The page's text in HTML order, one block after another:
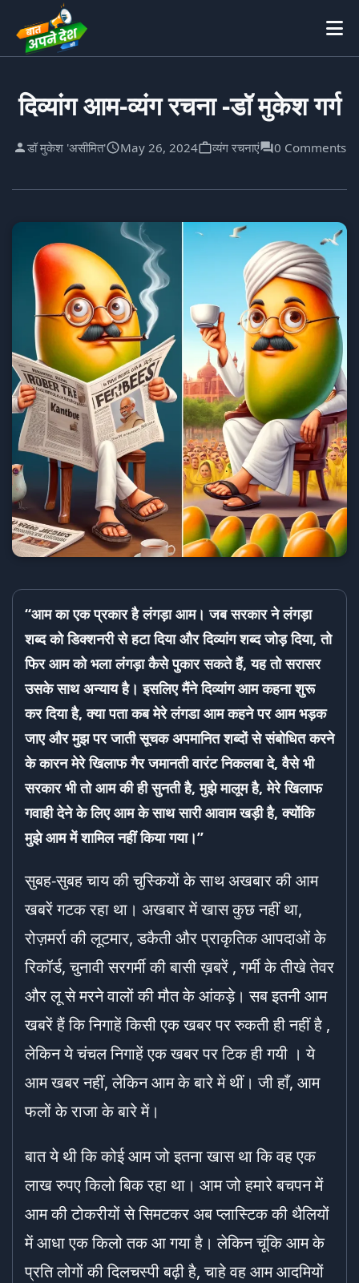
दिव्यांग आम-व्यंग रचना -डॉ मुकेश गर्ग
डॉ मुकेश 'असीमित' May 26, 2024 व्यंग रचनाएं 0 Comments
“आम का एक प्रकार है लंगड़ा आम। जब सरकार ने लंगड़ा
शब्द को डिक्शनरी से हटा दिया और दिव्यांग शब्द जोड़ दिया, तो
फिर आम को भला लंगड़ा कैसे पुकार सकते हैं, यह तो सरासर
उसके साथ अन्याय है। इसलिए मैंने दिव्यांग आम कहना शुरू
कर दिया है, क्या पता कब मेरे लंगडा आम कहने पर आम भड़क
जाए और मुझ पर जाती सूचक अपमानित शब्दों से संबोधित करने
के कारन मेरे खिलाफ गैर जमानती वारंट निकलबा दे, वैसे भी
सरकार भी तो आम की ही सुनती है, मुझे मालूम है, मेरे खिलाफ
गवाही देने के लिए आम के साथ सारी आवाम खड़ी है, क्योंकि
मुझे आम में शामिल नहीं किया गया।”
सुबह-सुबह चाय की चुस्कियों के साथ अखबार की आम
खबरें गटक रहा था। अखबार में खास कुछ नहीं था,
रोज़मर्रा की लूटमार, डकैती और प्राकृतिक आपदाओं के
रिकॉर्ड, चुनावी सरगर्मी की बासी ख़बरें , गर्मी के तीखे तेवर
और लू से मरने वालों की मौत के आंकड़े। सब इतनी आम
खबरें हैं कि निगाहें किसी एक खबर पर रुकती ही नहीं है ,
लेकिन ये चंचल निगाहें एक खबर पर टिक ही गयी । ये
आम खबर नहीं, लेकिन आम के बारे में थीं। जी हाँ, आम
फलों के राजा के बारे में।
बात ये थी कि कोई आम जो इतना खास था कि वह एक
लाख रुपए किलो बिक रहा था। आम जो हमारे बचपन में
आम की टोकरीयों से सिमटकर अब प्लास्टिक की थैलियों
में आधा एक किलो तक आ गया है। लेकिन चूंकि आम के
प्रति लोगों की दिलचस्पी बढ़ी है, चाहे वह आम आदमियों